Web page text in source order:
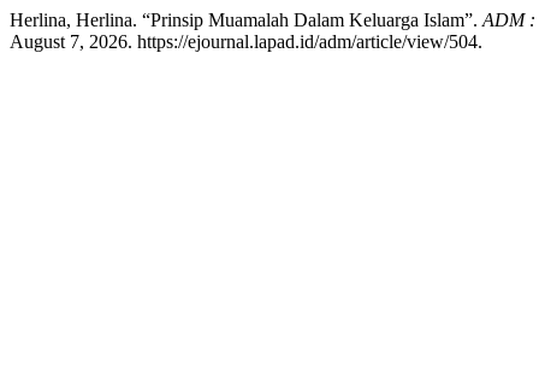
Herlina, Herlina. “Prinsip Muamalah Dalam Keluarga Islam”. ADM :
August 7, 2026. https://ejournal.lapad.id/adm/article/view/504.